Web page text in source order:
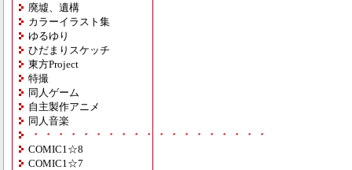
廃墟、遺構
カラーイラスト集
ゆるゆり
ひだまりスケッチ
東方Project
特撮
同人ゲーム
自主製作アニメ
同人音楽
・・・・・・・・・・・・・・・・・・・
COMIC1☆8
COMIC1☆7